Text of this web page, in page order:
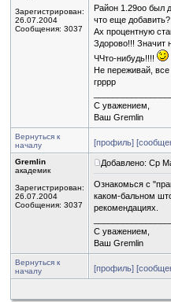
Зарегистрирован:
26.07.2004
Сообщения: 3037
Район 1.29оо был
что еще добавить?
Ах процентную
Здорово!!! Значит
ЧЧто-нибудь!!!!
Не переживай, все
грррр
С уважением,
Ваш Gremlin
Вернуться к
началу
[профиль]
Gremlin
академик
Зарегистрирован:
26.07.2004
Сообщения: 3037
Добавлено: Ср
Ознакомься с
каком-бальном
рекомендациях.
С уважением,
Ваш Gremlin
Вернуться к
началу
[профиль]